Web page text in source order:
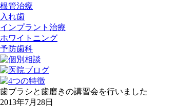
根管治療
入れ歯
インプラント治療
ホワイトニング
予防歯科
歯ブラシと歯磨きの講習会を行いました
2013年7月28日